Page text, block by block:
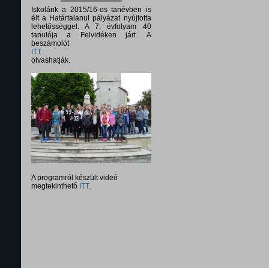
Iskolánk a 2015/16-os tanévben is
élt a Határtalanul pályázat nyújtotta
lehetősséggel. A 7. évfolyam 40
tanulója a Felvidéken járt. A
beszámolót
ITT
olvashatják.
A programról készült videó
megtekinthető ITT.